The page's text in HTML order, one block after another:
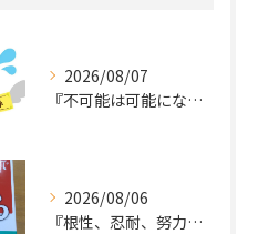
2026/08/07
『不可能は可能になる』
2026/08/06
『根性、忍耐、努力という言葉は死語なのか』